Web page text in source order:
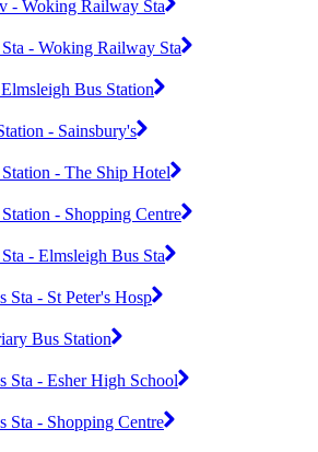
- Woking Railway Sta
- Woking Railway Sta
Bus Station
- Sainsbury's
- The Ship Hotel
- Shopping Centre
- Elmsleigh Bus Sta
Sta - St Peter's Hosp
Bus Station
Sta - Esher High School
Sta - Shopping Centre